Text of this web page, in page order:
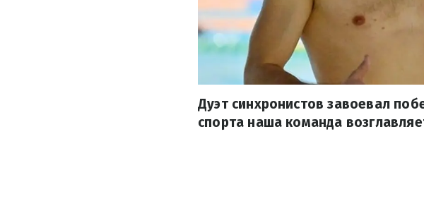
Дуэт синхронистов завоевал
спорта наша команда